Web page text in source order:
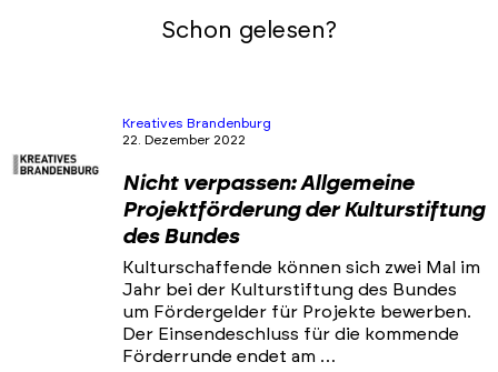
Schon gelesen?
Kreatives Brandenburg
22. Dezember 2022
Nicht verpassen: Allgemeine
Projektförderung der Kulturstiftung
des Bundes
Kulturschaffende können sich zwei Mal im
Jahr bei der Kulturstiftung des Bundes
um Fördergelder für Projekte bewerben.
Der Einsendeschluss für die kommende
Förderrunde endet am …